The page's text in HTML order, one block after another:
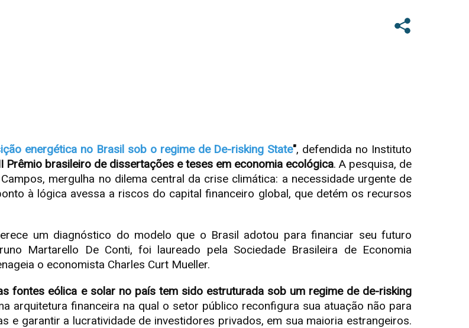
energética no Brasil sob o regime de De-risking State", defendida no Instituto
Prêmio brasileiro de dissertações e teses em economia ecológica. A pesquisa, de
mergulha no dilema central da crise climática: a necessidade urgente de
à lógica avessa a riscos do capital financeiro global, que detém os recursos
um diagnóstico do modelo que o Brasil adotou para financiar seu futuro
Martarello De Conti, foi laureado pela Sociedade Brasileira de Economia
o economista Charles Curt Mueller.
fontes eólica e solar no país tem sido estruturada sob um regime de de-risking
arquitetura financeira na qual o setor público reconfigura sua atuação não para
e garantir a lucratividade de investidores privados, em sua maioria estrangeiros.